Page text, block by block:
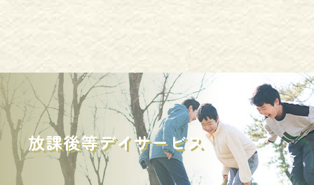
放課後等デイサービス